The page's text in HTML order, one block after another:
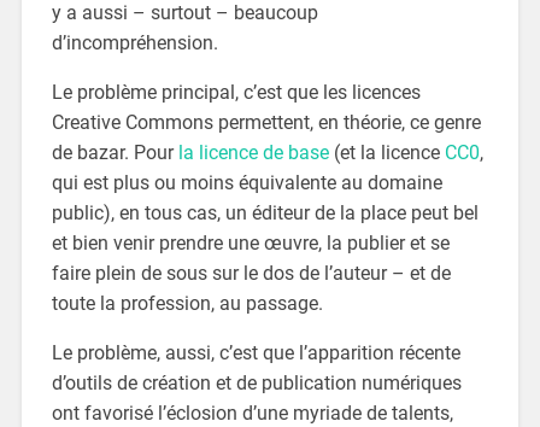
y a aussi – surtout – beaucoup
d’incompréhension.
Le problème principal, c’est que les licences
Creative Commons permettent, en théorie, ce genre
de bazar. Pour la licence de base(et la licence CC0,
qui est plus ou moins équivalente au domaine
public), en tous cas, un éditeur de la place peut bel
et bien venir prendre une œuvre, la publier et se
faire plein de sous sur le dos de l’auteur – et de
toute la profession, au passage.
Le problème, aussi, c’est que l’apparition récente
d’outils de création et de publication numériques
ont favorisé l’éclosion d’une myriade de talents,